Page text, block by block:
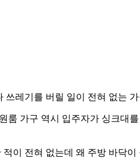
레기를 버릴 일이 전혀 없는
룸 가구 역시 입주자가 싱크
이 전혀 없는데 왜 주방 바닥